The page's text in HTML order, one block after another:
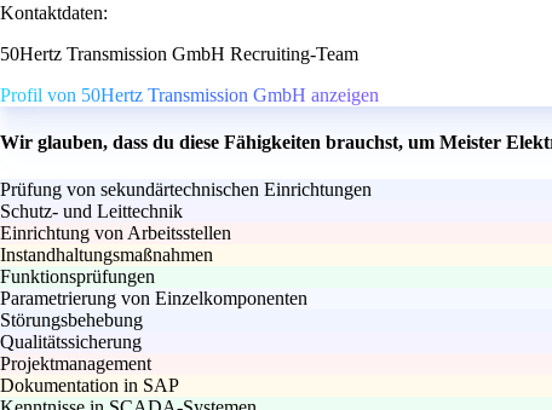
Kontaktdaten:
50Hertz Transmission GmbH Recruiting-Team
Profil von 50Hertz Transmission GmbH anzeigen
Wir glauben, dass du diese Fähigkeiten brauchst, um Meister
Prüfung von sekundärtechnischen Einrichtungen
Schutz- und Leittechnik
Einrichtung von Arbeitsstellen
Instandhaltungsmaßnahmen
Funktionsprüfungen
Parametrierung von Einzelkomponenten
Störungsbehebung
Qualitätssicherung
Projektmanagement
Dokumentation in SAP